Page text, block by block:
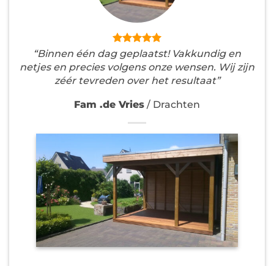
“Binnen één dag geplaatst! Vakkundig en
netjes en precies volgens onze wensen. Wij zijn
zéér tevreden over het resultaat”
Fam .de Vries / Drachten